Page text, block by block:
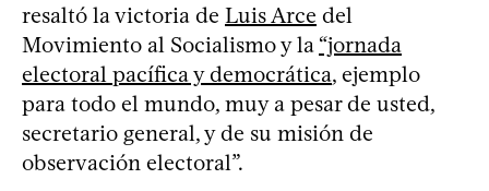
resaltó la victoria de Luis Arce del
Movimiento al Socialismo y la “jornada
electoral pacífica y democrática, ejemplo
para todo el mundo, muy a pesar de usted,
secretario general, y de su misión de
observación electoral”.